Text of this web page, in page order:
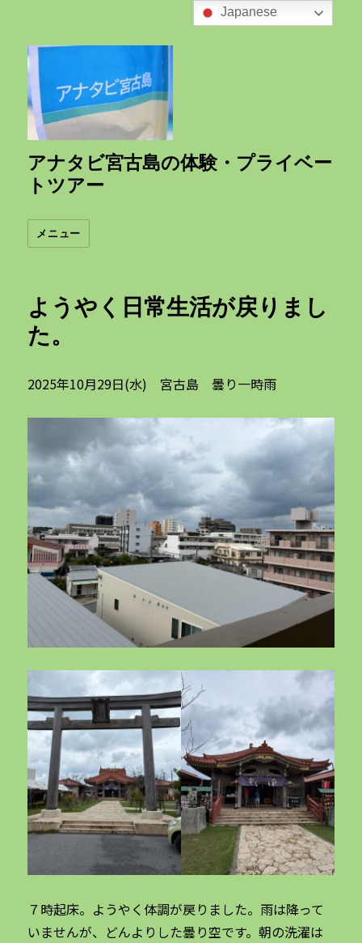
アナタビ宮古島の体験・プライベー
トツアー
メニュー
ようやく日常生活が戻りまし
た。
2025年10月29日(水) 宮古島 曇り一時雨
７時起床。ようやく体調が戻りました。雨は降って
いませんが、どんよりした曇り空です。朝の洗濯は
Japanese